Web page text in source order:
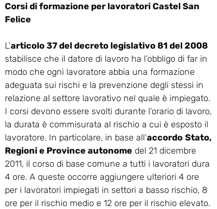
Corsi di formazione per lavoratori Castel San
Felice
L’articolo 37 del decreto legislativo 81 del 2008
stabilisce che il datore di lavoro ha l’obbligo di far in
modo che ogni lavoratore abbia una formazione
adeguata sui rischi e la prevenzione degli stessi in
relazione al settore lavorativo nel quale è impiegato.
I corsi devono essere svolti durante l’orario di lavoro,
la durata è commisurata al rischio a cui è esposto il
lavoratore. In particolare, in base all’accordo Stato,
Regioni e Province autonome del 21 dicembre
2011, il corso di base comune a tutti i lavoratori dura
4 ore. A queste occorre aggiungere ulteriori 4 ore
per i lavoratori impiegati in settori a basso rischio, 8
ore per il rischio medio e 12 ore per il rischio elevato.